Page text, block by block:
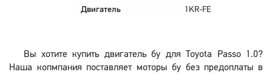
Двигатель
1KR-FE
Вы хотите купить двигатель бу для Toyota Passo 1.0?
Наша копмпания поставляет моторы бу без предоплаты в